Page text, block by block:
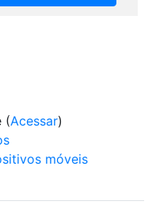
(Acessar)
móveis